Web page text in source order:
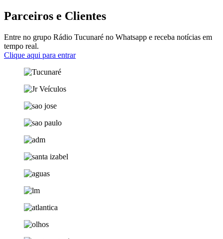
Parceiros e Clientes
Entre no grupo Rádio Tucunaré no Whatsapp e receba notícias em
tempo real.
Clique aqui para entrar